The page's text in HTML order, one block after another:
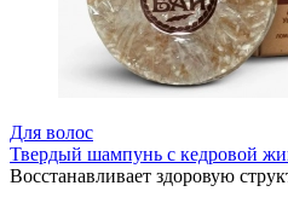
Для волос
Твердый шампунь c кедровой
Восстанавливает здоровую